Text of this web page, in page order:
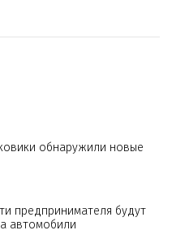
обнаружили новые
предпринимателя будут
автомобили